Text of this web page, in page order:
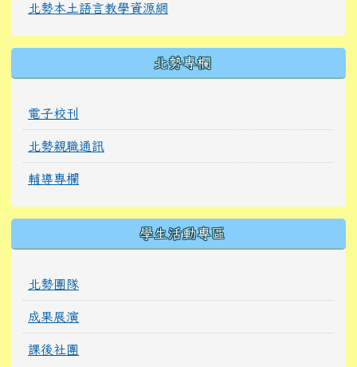
北勢本土語言教學資源網
北勢專欄
電子校刊
北勢親職通訊
輔導專欄
學生活動專區
北勢團隊
成果展演
課後社團